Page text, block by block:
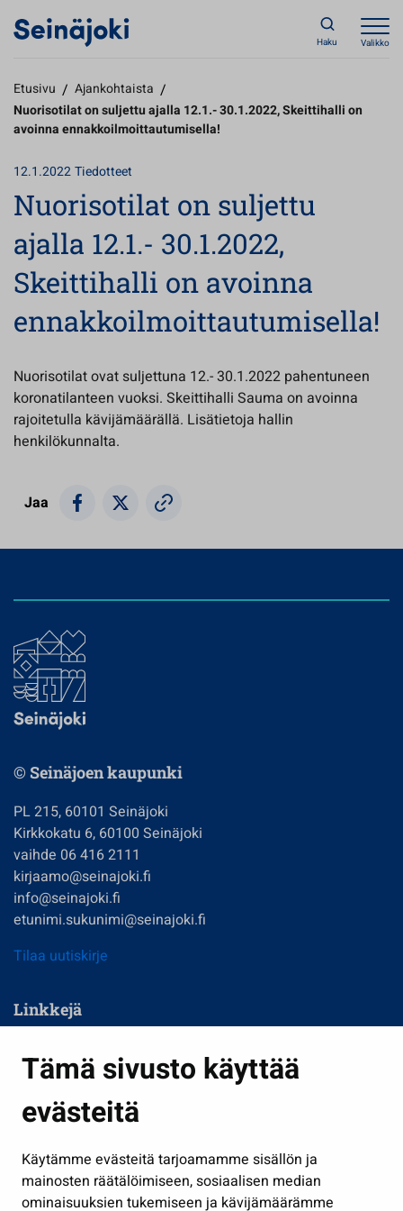
Tämä sivusto käyttää
evästeitä
Käytämme evästeitä tarjoamamme sisällön ja
mainosten räätälöimiseen, sosiaalisen median
ominaisuuksien tukemiseen ja kävijämäärämme
Haku Valikko
Etusivu / Ajankohtaista /
Nuorisotilat on suljettu ajalla 12.1.- 30.1.2022, Skeittihalli on
avoinna ennakkoilmoittautumisella!
12.1.2022Tiedotteet
Nuorisotilat on suljettu
ajalla 12.1.- 30.1.2022,
Skeittihalli on avoinna
ennakkoilmoittautumisella!
Nuorisotilat ovat suljettuna 12.- 30.1.2022 pahentuneen
koronatilanteen vuoksi. Skeittihalli Sauma on avoinna
rajoitetulla kävijämäärällä. Lisätietoja hallin
henkilökunnalta.
Jaa
© Seinäjoen kaupunki
PL 215, 60101 Seinäjoki
Kirkkokatu 6, 60100 Seinäjoki
vaihde 06 416 2111
kirjaamo@seinajoki.fi
info@seinajoki.fi
etunimi.sukunimi@seinajoki.fi
Tilaa uutiskirje
Linkkejä
Kasvatus ja opetus
Kulttuuri ja liikunta
Työ ja yrittäminen
Osallistu ja asioi